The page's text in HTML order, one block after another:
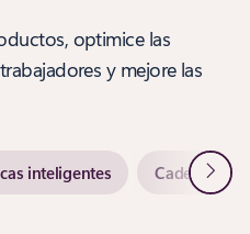
optimice las
y mejore las
inteligentes Cadenas de